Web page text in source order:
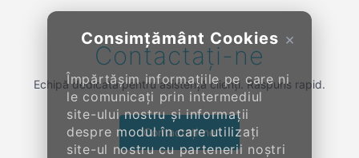
×
Consimțământ Cookies
Împărtășim informațiile pe care ni
le comunicați prin intermediul
site-ului nostru și informații
despre modul în care utilizați
site-ul nostru cu partenerii noștri
Contactați-ne
Echipă dedicată pentru asistență clienți. Răspuns rapid.
Contactați-ne